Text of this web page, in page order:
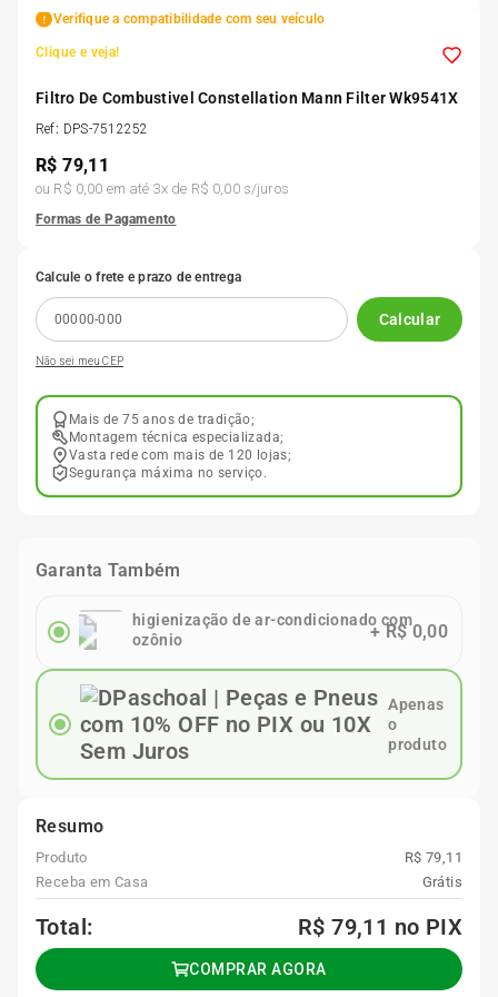
Verifique a compatibilidade com seu veículo
Clique e veja!
Filtro De Combustivel Constellation Mann Filter Wk9541X
Ref: DPS-7512252
R$79,11
ou R$ 0,00 em até 3x de R$ 0,00s/juros
Formas de Pagamento
Calcule o frete e prazo de entrega
Calcular
Não sei meu CEP
Mais de 75 anos de tradição;
Montagem técnica especializada;
Vasta rede com mais de 120 lojas;
Segurança máxima no serviço.
Garanta Também
higienização de ar-condicionado com
ozônio
+R$ 0,00
Apenas
o
produto
Resumo
Produto
R$ 79,11
Receba em Casa
Grátis
Total: R$ 79,11 no PIX
COMPRAR AGORA